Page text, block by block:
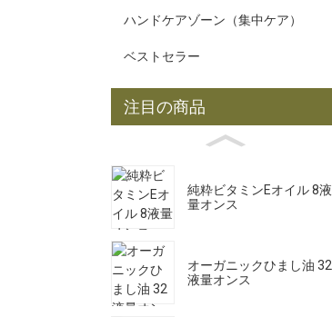
ハンドケアゾーン（集中ケア）
ベストセラー
注目の商品
純粋ビタミンEオイル 8液
量オンス
オーガニックひまし油 32
液量オンス